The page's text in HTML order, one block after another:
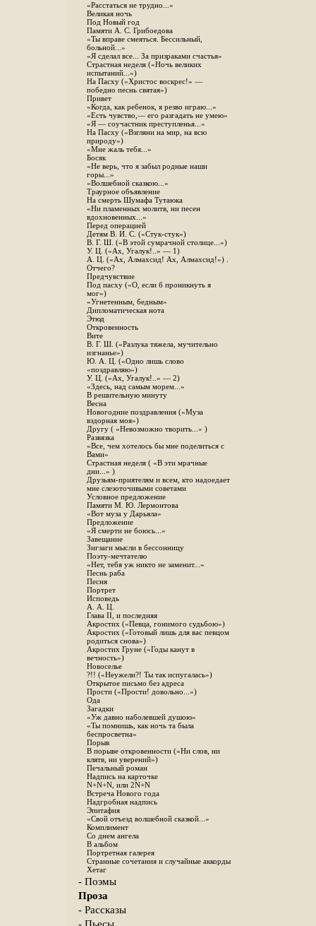
«Расстаться не трудно...»
Великая ночь
Под Новый год
Памяти А. С. Грибоедова
«Ты вправе смеяться. Бессильный,
больной...»
«Я сделал все... За призраками счастья»
Страстная неделя («Ночь великих
испытаний...»)
На Пасху («Христос воскрес!» —
победно песнь святая»)
Привет
«Когда, как ребенок, я резво играю...»
«Есть чувство,— его разгадать не умею»
«Я — соучастник преступленья...»
На Пасху («Взгляни на мир, на всю
природу»)
«Мне жаль тебя...»
Босяк
«Не верь, что я забыл родные наши
горы...»
«Волшебной сказкою...»
Траурное объявление
На смерть Шумафа Тутаюка
«Ни пламенных молитв, ни песен
вдохновенных...»
Перед операцией
Детям В. И. С. («Стук-стук»)
В. Г. Ш. («В этой сумрачной столице...»)
У. Ц. («Ах, Угалук!..» — 1)
А. Ц. («Ах, Алмахсид! Ах, Алмахсид!») .
Отчего?
Предчувствие
Под пасху («О, если б проникнуть я
мог»)
«Угнетенным, бедным»
Дипломатическая нота
Этюд
Откровенность
Вите
B. Г. Ш. («Разлука тяжела, мучительно
изгнанье»)
Ю. А. Ц. («Одно лишь слово
«поздравляю»)
У. Ц. («Ах, Угалук!..» — 2)
«Здесь, над самым морем...»
В решительную минуту
Весна
Новогодние поздравления («Муза
вздорная моя»)
Другу ( «Невозможно творить...» )
Развязка
«Все, чем хотелось бы мне поделиться с
Вами»
Страстная неделя ( «В эти мрачные
дни...» )
Друзьям-приятелям и всем, кто надоедает
мне слезоточивыми советами
Условное предложение
Памяти М. Ю. Лермонтова
«Вот муза у Дарьяла»
Предложение
«Я смерти не боюсь...»
Завещание
Зигзаги мысли в бессонницу
Поэту-мечтателю
«Нет, тебя уж никто не заменит...»
Песнь раба
Песня
Портрет
Исповедь
А. А. Ц.
Глава II, и последняя
Акростих («Певца, гонимого судьбою»)
Акростих («Готовый лишь для вас певцом
родиться снова»)
Акростих Груне («Годы канут в
вечность»)
Новоселье
?!! («Неужели?! Ты так испугалась»)
Открытое письмо без адреса
Прости («Прости! довольно...»)
Ода
Загадки
«Уж давно наболевшей душою»
«Ты помнишь, как ночь та была
беспросветна»
Порыв
В порыве откровенности («Ни слов, ни
клятв, ни уверений»)
Печальный роман
Надпись на карточке
N+N+N, или 2N+N
Встреча Нового года
Надгробная надпись
Эпитафия
«Свой отъезд волшебной сказкой...»
Комплимент
Со днем ангела
В альбом
Портретная галерея
Странные сочетания и случайные аккорды
Хетаг
- Поэмы
Проза
- Рассказы